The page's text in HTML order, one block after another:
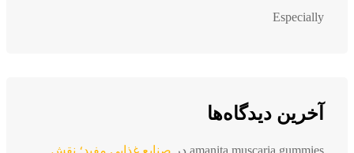
Especially
آخرین دیدگاه‌ها